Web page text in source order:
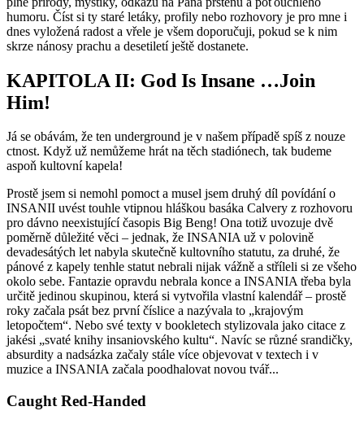
humoru. Číst si ty staré letáky, profily nebo rozhovory je pro mne i
dnes vyložená radost a vřele je všem doporučuji, pokud se k nim
skrze nánosy prachu a desetiletí ještě dostanete.
KAPITOLA II: God Is Insane …Join
Him!
Já se obávám, že ten underground je v našem případě spíš z nouze
ctnost. Když už nemůžeme hrát na těch stadiónech, tak budeme
aspoň kultovní kapela!
Prostě jsem si nemohl pomoct a musel jsem druhý díl povídání o
INSANII uvést touhle vtipnou hláškou basáka Calvery z rozhovoru
pro dávno neexistující časopis Big Beng! Ona totiž uvozuje dvě
poměrně důležité věci – jednak, že INSANIA už v polovině
devadesátých let nabyla skutečně kultovního statutu, za druhé, že
pánové z kapely tenhle statut nebrali nijak vážně a stříleli si ze všeho
okolo sebe. Fantazie opravdu nebrala konce a INSANIA třeba byla
určitě jedinou skupinou, která si vytvořila vlastní kalendář – prostě
roky začala psát bez první číslice a nazývala to „krajovým
letopočtem“. Nebo své texty v bookletech stylizovala jako citace z
jakési „svaté knihy insaniovského kultu“. Navíc se různé srandičky,
absurdity a nadsázka začaly stále více objevovat v textech i v
muzice a INSANIA začala poodhalovat novou tvář...
Caught Red-Handed